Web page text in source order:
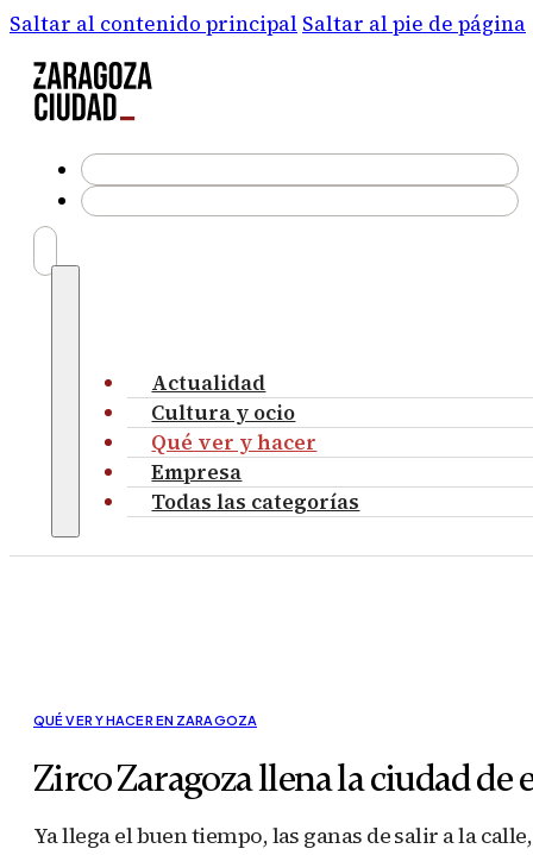
Saltar al contenido principal Saltar al pie de página
Actualidad
Cultura y ocio
Qué ver y hacer
Empresa
Todas las categorías
QUÉ VER Y HACER EN ZARAGOZA
Zirco Zaragoza llena la ciudad de
Ya llega el buen tiempo, las ganas de salir a la